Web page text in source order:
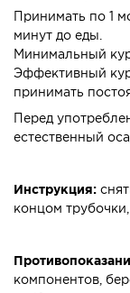
Принимать по 1
минут до еды.
Минимальный
Эффективный
принимать
Перед
естественный
Инструкция:
концом
компонентов,